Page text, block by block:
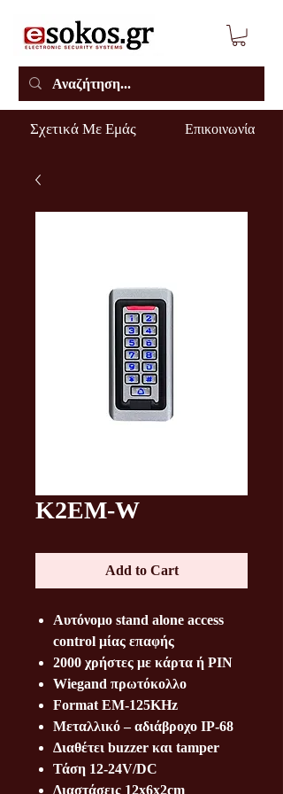
Επικοινωνία
Σχετικά Με Εμάς
K2EM-W
Add to Cart
Αυτόνομο stand alone access
control μίας επαφής
2000 χρήστες με κάρτα ή ΡΙΝ
Wiegand πρωτόκολλο
Format EM-125KHz
Μεταλλικό – αδιάβροχο ΙΡ-68
Διαθέτει buzzer και tamper
Τάση 12-24V/DC
Διαστάσεις 12x6x2cm